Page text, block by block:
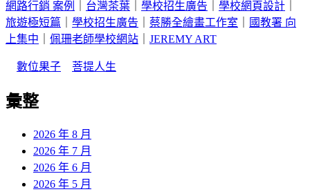
網路行銷 案例 台灣茶葉 學校招生廣告 學校網頁設計
旅遊極短篇
學校招生廣告 蔡勝全繪畫工作室
國教署 向
上集中
佩珊老師學校網站 JEREMY ART
數位果子 菩提人生
彙整
2026 年 8 月
2026 年 7 月
2026 年 6 月
2026 年 5 月